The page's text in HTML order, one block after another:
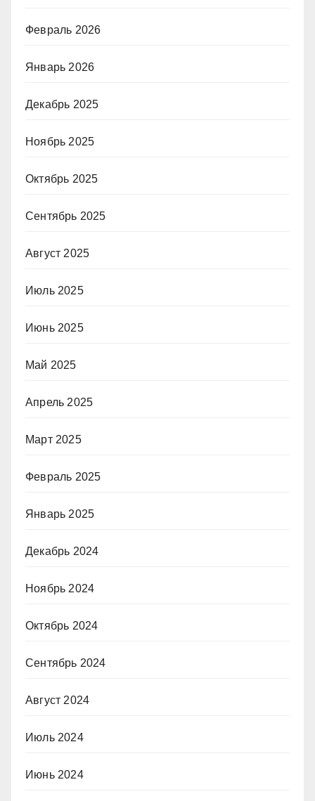
Февраль 2026
Январь 2026
Декабрь 2025
Ноябрь 2025
Октябрь 2025
Сентябрь 2025
Август 2025
Июль 2025
Июнь 2025
Май 2025
Апрель 2025
Март 2025
Февраль 2025
Январь 2025
Декабрь 2024
Ноябрь 2024
Октябрь 2024
Сентябрь 2024
Август 2024
Июль 2024
Июнь 2024